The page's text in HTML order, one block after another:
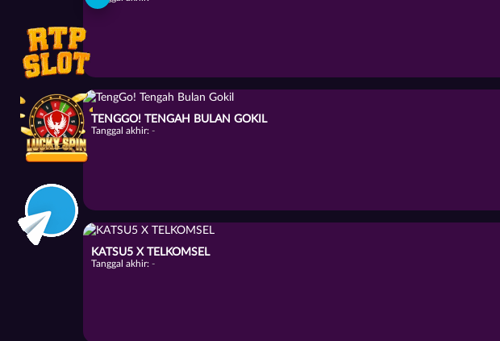
TENGGO! TENGAH BULAN GOKIL
Tanggal akhir: -
KATSU5 X TELKOMSEL
Tanggal akhir: -